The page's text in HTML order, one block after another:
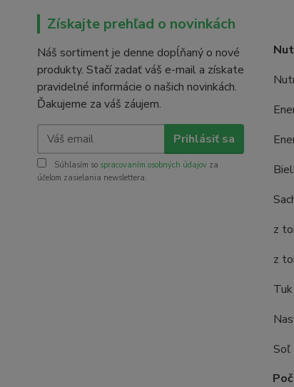
Získajte prehľad o novinkách
Náš sortiment je denne dopĺňaný o nové
produkty. Stačí zadať váš e-mail a získate
pravidelné informácie o našich novinkách.
Ďakujeme za váš záujem.
Prihlásiť sa
Súhlasím so spracovaním osobných údajov za
účelom zasielania newslettera.
z
z
Soľ